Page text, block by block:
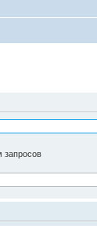
запросов